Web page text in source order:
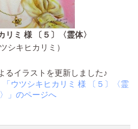
リミ 様 〔５〕〈霊体〉
ツシキヒカリミ）
るイラストを更新しました♪
ウツシキヒカリミ 様 〔５〕〈霊
」のページへ